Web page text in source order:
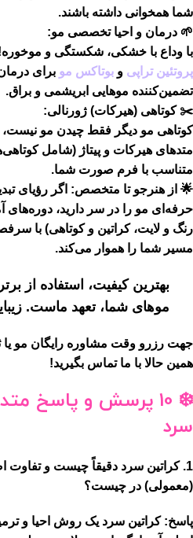
شما همخوانی داشته باشند.
🌱 درمان و احیا تخصصی مو:
با وداع با خشکی، شکستگی و
پروتئین تراپی و بوتاکس مو برای
تضمین‌کننده موهایی ابریشمی و براق.
✂️ کوتاهی (هیرکات) ژورنالی:
کوتاهی مو دیگر فقط چیدن مو نیست،
متدهای هیرکات و پیتاژ (شامل
متناسب با فرم صورت شما.
🌟 از هنرجو تا متخصص: اگر رؤیای
حرفه‌ای مو را در سر دارید، دوره‌های
رنگ و لایت، کراتین و کوتاهی) با
مسیر شما را هموار می‌کند.
بهترین کیفیت، استفاده از
موهای شما، تعهد ماست.
جهت رزرو وقت مشاوره رایگان مو یا
همین حالا با ما تماس بگیرید!
❄️ 10 پرسش و پاسخ
سرد
1. کراتین سرد دقیقاً چیست و تفاوت
(معمولی) در چیست؟
پاسخ: کراتین سرد یک روش احیا و